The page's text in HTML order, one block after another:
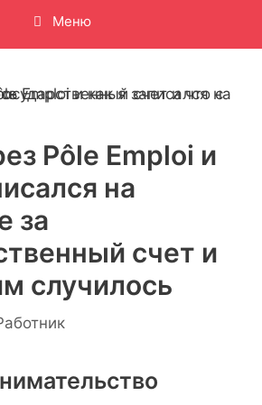
Меню
Pôle Emploi и
на
за
счет и
случилось